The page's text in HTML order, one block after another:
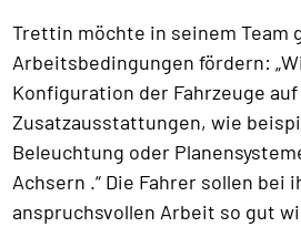
Trettin möchte in seinem Team
Arbeitsbedingungen fördern:
Konfiguration der Fahrzeuge
Zusatzausstattungen, wie
Beleuchtung oder
Achsern .“ Die Fahrer sollen bei
anspruchsvollen Arbeit so gut